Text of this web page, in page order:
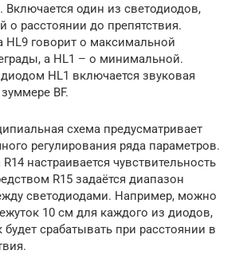
Включается один из светодиодов,
о расстоянии до препятствия.
HL9 говорит о максимальной
а HL1 – о минимальной.
HL1 включается звуковая
BF.
схема предусматривает
регулирования ряда параметров.
настраивается чувствительность
R15 задаётся диапазон
светодиодами. Например, можно
10 см для каждого из диодов,
будет срабатывать при расстоянии в